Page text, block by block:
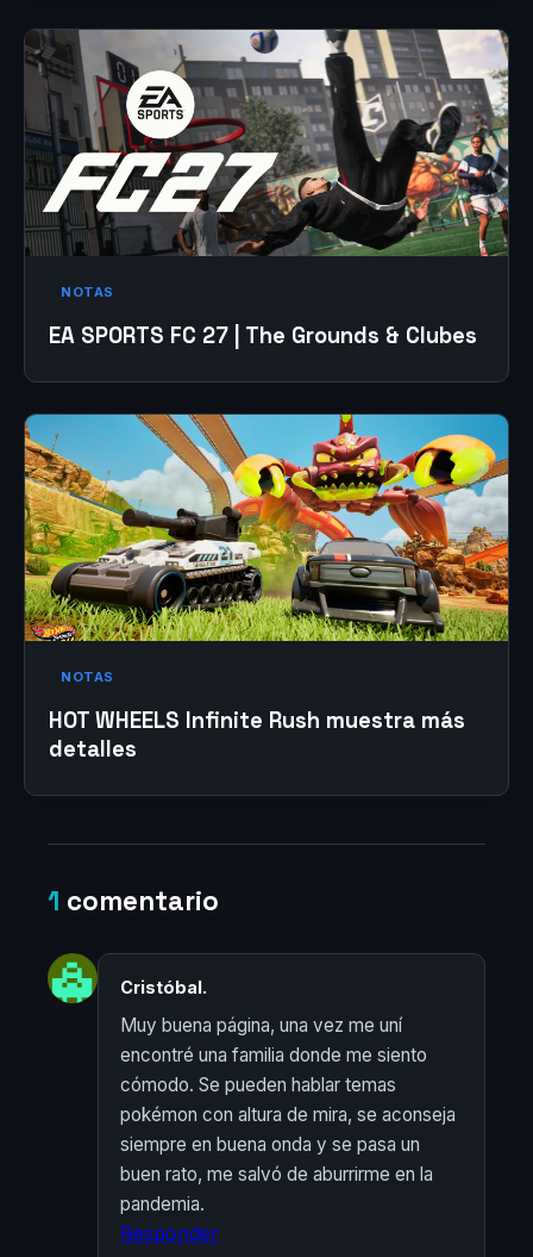
NOTAS
EA SPORTS FC 27 | The Grounds & Clubes
NOTAS
HOT WHEELS Infinite Rush muestra más
detalles
1 comentario
Cristóbal.
Muy buena página, una vez me uní
encontré una familia donde me siento
cómodo. Se pueden hablar temas
pokémon con altura de mira, se aconseja
siempre en buena onda y se pasa un
buen rato, me salvó de aburrirme en la
pandemia.
Responder